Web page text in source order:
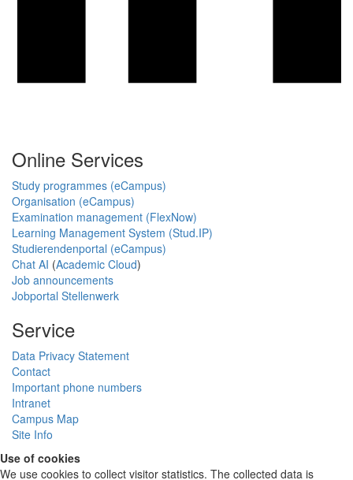
Online Services
Study programmes (eCampus)
Organisation (eCampus)
Examination management (FlexNow)
Learning Management System (Stud.IP)
Studierendenportal (eCampus)
Chat AI (Academic Cloud)
Job announcements
Jobportal Stellenwerk
Service
Data Privacy Statement
Contact
Important phone numbers
Intranet
Campus Map
Site Info
Use of cookies
We use cookies to collect visitor statistics. The collected data is